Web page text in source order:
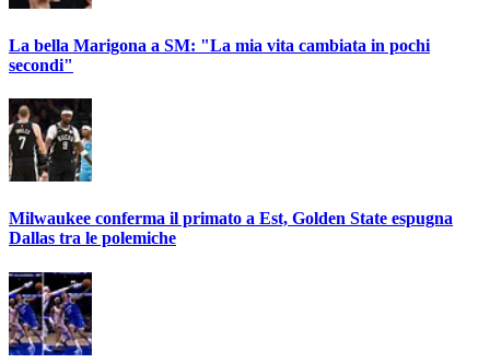
La bella Marigona a SM: "La mia vita cambiata in pochi
secondi"
Milwaukee conferma il primato a Est, Golden State espugna
Dallas tra le polemiche